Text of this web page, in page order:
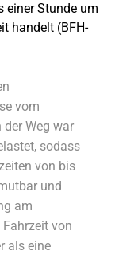
einer Stunde um
handelt (BFH-
vom
Weg war
sodass
von bis
und
am
von
als eine